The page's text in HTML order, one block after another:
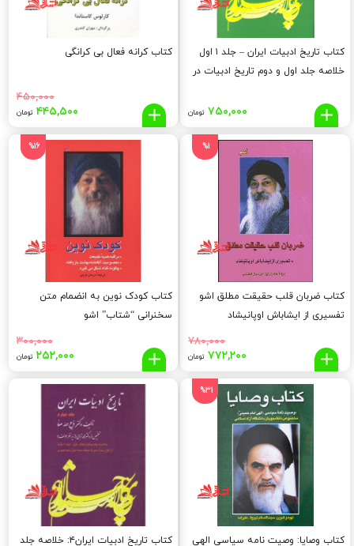
کتاب تاریخ ادبیات ایران – جلد ۱ اول
خلاصه جلد اول و دوم تاریخ ادبیات در
هفتم هجری
۷۵۰,۰۰۰ تومان
کتاب کرانه فعال بی کرانگی
۴۵۰,۰۰۰
قیمت
اصلی:
۴۵۰,۰۰۰
تومان
بود.
۴۴۵,۵۰۰ تومان
کتاب ضربان قلب حقیقت مطلق اشو
تفسیری از ایشاباش اوپانیشاد
۷۸۰,۰۰۰
قیمت
اصلی:
۷۸۰,۰۰۰
تومان
بود.
۷۷۲,۲۰۰ تومانقیمت
فعلی:
%16
کتاب کودک نوین به انضمام متن
سخنرانی “شتاب” اشو
۳۰۰,۰۰۰
قیمت
اصلی:
۳۰۰,۰۰۰
تومان
بود.
۲۵۲,۰۰۰ تومان
کتاب وصایا: وصیت نامه سیاسی الهی
کتاب تاریخ ادبیات ایران۴: خلاصه جلد